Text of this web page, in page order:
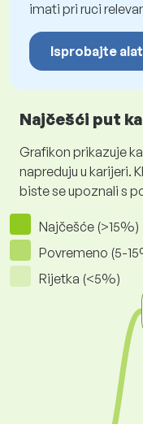
imati pri ruci
Isprobajte
Najčešći put
Grafikon prikazuje
napreduju u karijeri.
biste se upoznali s
Najčešće (>15%)
Povremeno (5-
Rijetka (<5%)